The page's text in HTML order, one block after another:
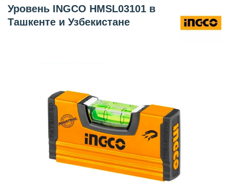
Уровень INGCO HMSL03101 в
Ташкенте и Узбекистане